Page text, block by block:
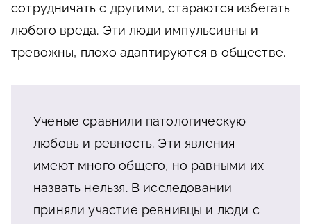
сотрудничать с другими, стараются избегать
любого вреда. Эти люди импульсивны и
тревожны, плохо адаптируются в обществе.
Ученые сравнили патологическую
любовь и ревность. Эти явления
имеют много общего, но равными их
назвать нельзя. В исследовании
приняли участие ревнивцы и люди с